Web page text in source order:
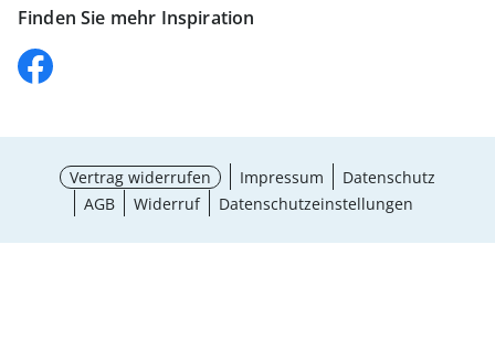
Finden Sie mehr Inspiration
Vertrag widerrufen Impressum
Datenschutz
AGB
Widerruf Datenschutzeinstellungen